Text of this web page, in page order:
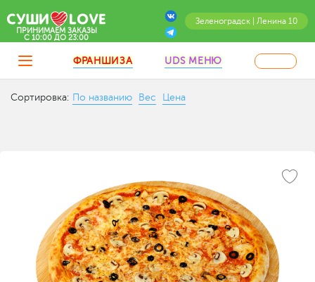
Зеленоградск | Ленина 10
ПРИНИМАЕМ ЗАКАЗЫ
C 10:00 ДО 23:00
ФРАНШИЗА UDS МЕНЮ
Сортировка: По названию Вес Цена